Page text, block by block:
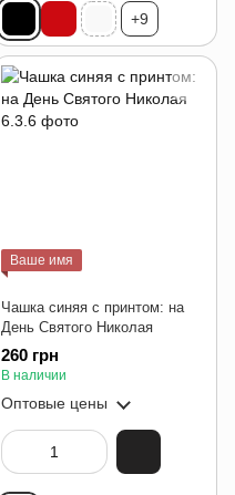
+9
Ваше имя
Чашка синяя с принтом: на
День Святого Николая
260 грн
В наличии
Оптовые цены